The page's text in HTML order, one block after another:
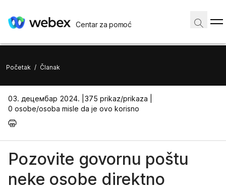
Centar za pomoć
Početak / Članak
03. децембар 2024. | 375 prikaz/prikaza |
0 osobe/osoba misle da je ovo korisno
Pozovite govornu poštu
neke osobe direktno